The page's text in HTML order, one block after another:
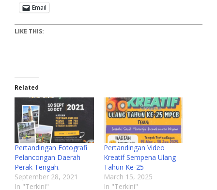
Email
LIKE THIS:
Related
Pertandingan Fotografi
Pelancongan Daerah
Perak Tengah.
September 28, 2021
In "Terkini"
Pertandingan Video
Kreatif Sempena Ulang
Tahun Ke-25
March 15, 2025
In "Terkini"